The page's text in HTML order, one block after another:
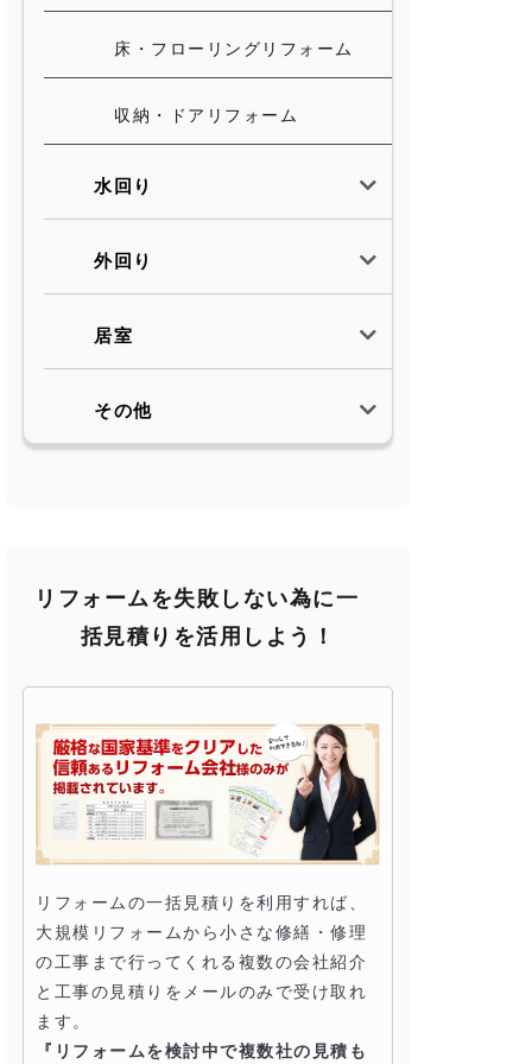
床・フローリングリフォーム
収納・ドアリフォーム
水回り
外回り
居室
その他
リフォームを失敗しない為に一
括見積りを活用しよう！
リフォームの一括見積りを利用すれば、
大規模リフォームから小さな修繕・修理
の工事まで行ってくれる複数の会社紹介
と工事の見積りをメールのみで受け取れ
ます。
『リフォームを検討中で複数社の見積も